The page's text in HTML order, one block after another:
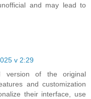
and may lead to
v 2:29
of the original
and customization
their interface, use